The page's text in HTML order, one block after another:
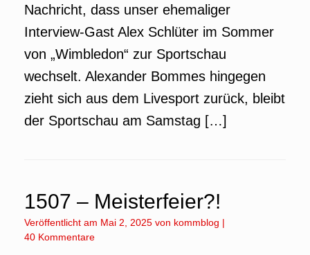
Nachricht, dass unser ehemaliger
Interview-Gast Alex Schlüter im Sommer
von „Wimbledon“ zur Sportschau
wechselt. Alexander Bommes hingegen
zieht sich aus dem Livesport zurück, bleibt
der Sportschau am Samstag […]
1507 – Meisterfeier?!
Veröffentlicht am Mai 2, 2025 von kommblog |
40 Kommentare